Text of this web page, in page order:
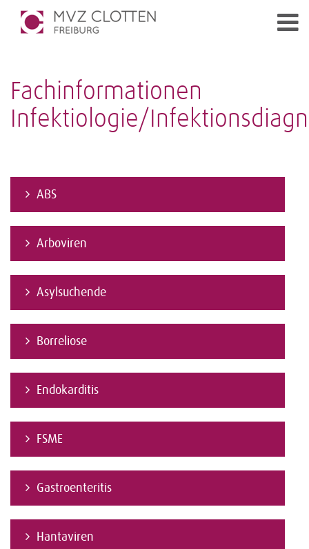
Fachinformationen
Infektiologie/
ABS
Arboviren
Asylsuchende
Borreliose
Endokarditis
FSME
Gastroenteritis
Hantaviren